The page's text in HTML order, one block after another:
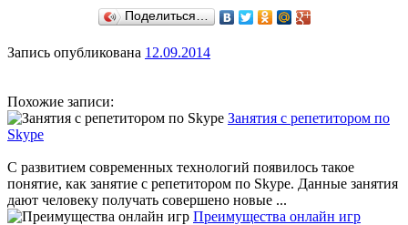
Поделиться…
Запись опубликована 12.09.2014
Похожие записи:
Занятия с репетитором по
Skype
С развитием современных технологий появилось такое
понятие, как занятие с репетитором по Skype. Данные занятия
дают человеку получать совершено новые ...
Преимущества онлайн игр